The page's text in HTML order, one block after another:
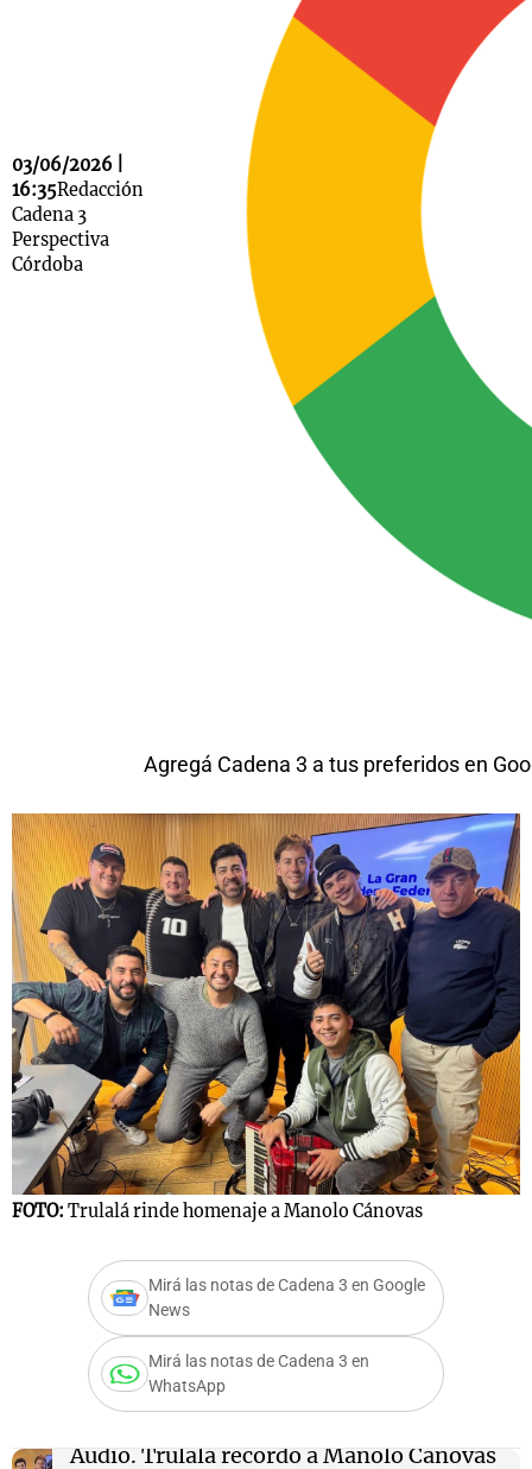
03/06/2026 |
16:35Redacción
Cadena 3
Perspectiva
Córdoba
Agregá Cadena 3 a tus preferidos en
FOTO: Trulalá rinde homenaje a Manolo Cánovas
Mirá las notas de Cadena 3 en Google
News
Mirá las notas de Cadena 3 en
WhatsApp
Audio. Trulalá recordó a Manolo Cánovas
La Sole en
Cadena 3